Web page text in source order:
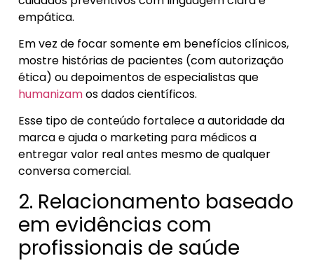
empática.
Em vez de focar somente em benefícios clínicos,
mostre histórias de pacientes (com autorização
ética) ou depoimentos de especialistas que
humanizamos dados científicos.
Esse tipo de conteúdo fortalece a autoridade da
marca e ajuda o marketing para médicos a
entregar valor real antes mesmo de qualquer
conversa comercial.
2. Relacionamento baseado
em evidências com
profissionais de saúde